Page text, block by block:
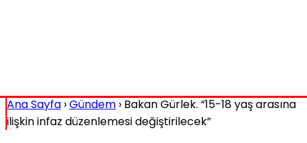
Ana Sayfa ›Gündem › Bakan Gürlek. “15-18 yaş arasına
ilişkin infaz düzenlemesi değiştirilecek”